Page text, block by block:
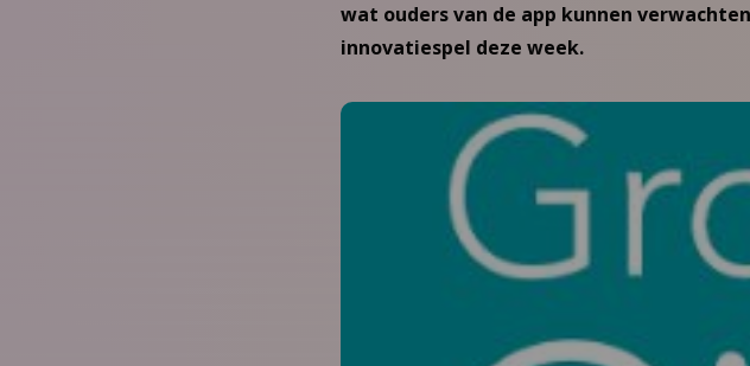
wat ouders van de app kunnen
innovatiespel deze week.